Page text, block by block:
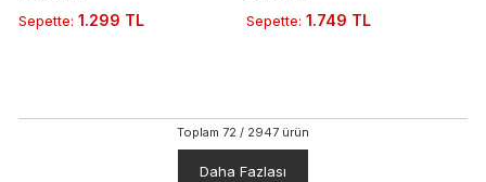
Sepette: 1.299 TL
Sepette: 1.749 TL
Toplam 72 / 2947 ürün
Daha Fazlası